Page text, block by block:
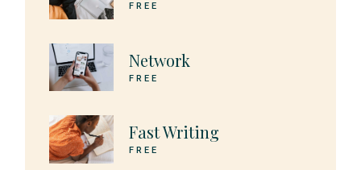
FREE
Network
FREE
Fast Writing
FREE